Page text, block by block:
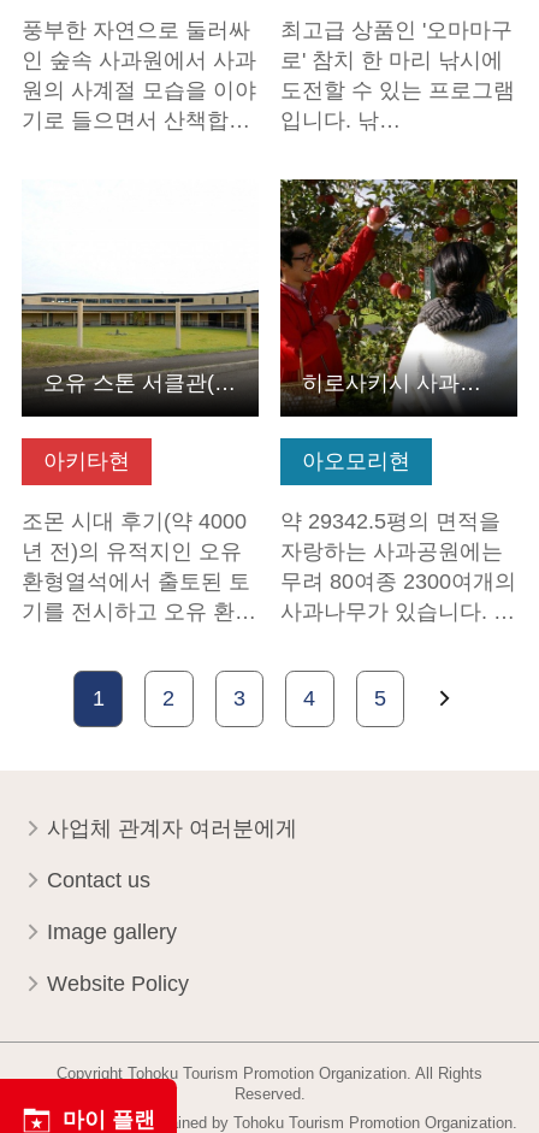
풍부한 자연으로 둘러싸
인 숲속 사과원에서 사과
원의 사계절 모습을 이야
기로 들으면서 산책합…
최고급 상품인 '오마마구
로' 참치 한 마리 낚시에
도전할 수 있는 프로그램
입니다. 낚…
아키타현
조몬 시대 후기(약 4000
년 전)의 유적지인 오유
환형열석에서 출토된 토
기를 전시하고 오유 환…
오유 스톤 서클관(아키타현 가카쿠시)
아오모리현
약 29342.5평의 면적을
자랑하는 사과공원에는
무려 80여종 2300여개의
사과나무가 있습니다. …
기본정보 보기
히로사키시 사과공원
1 2 3 4 5
사업체 관계자 여러분에게
Contact us
Image gallery
Website Policy
Copyright Tohoku Tourism Promotion Organization. All Rights
Reserved.
This website is maintained by Tohoku Tourism Promotion Organization.
마이 플랜